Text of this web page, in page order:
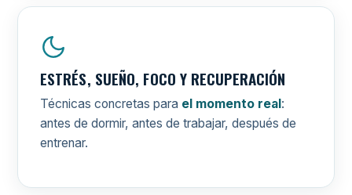
ESTRÉS, SUEÑO, FOCO Y RECUPERACIÓN
Técnicas concretas para el momento real :
antes de dormir, antes de trabajar, después de
entrenar.